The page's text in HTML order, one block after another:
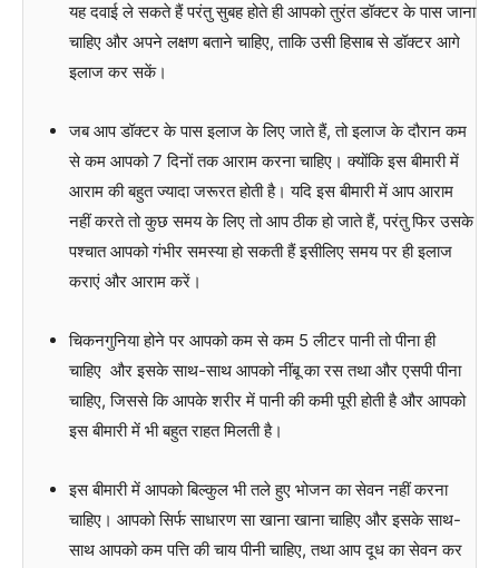
यह दवाई ले सकते हैं परंतु सुबह होते ही आपको तुरंत डॉक्टर के पास जाना
चाहिए और अपने लक्षण बताने चाहिए, ताकि उसी हिसाब से डॉक्टर आगे
इलाज कर सकें।
जब आप डॉक्टर के पास इलाज के लिए जाते हैं, तो इलाज के दौरान कम
से कम आपको 7 दिनों तक आराम करना चाहिए। क्योंकि इस बीमारी में
आराम की बहुत ज्यादा जरूरत होती है। यदि इस बीमारी में आप आराम
नहीं करते तो कुछ समय के लिए तो आप ठीक हो जाते हैं, परंतु फिर उसके
पश्चात आपको गंभीर समस्या हो सकती हैं इसीलिए समय पर ही इलाज
कराएं और आराम करें।
चिकनगुनिया होने पर आपको कम से कम 5 लीटर पानी तो पीना ही
चाहिए और इसके साथ-साथ आपको नींबू का रस तथा और एसपी पीना
चाहिए, जिससे कि आपके शरीर में पानी की कमी पूरी होती है और आपको
इस बीमारी में भी बहुत राहत मिलती है।
इस बीमारी में आपको बिल्कुल भी तले हुए भोजन का सेवन नहीं करना
चाहिए। आपको सिर्फ साधारण सा खाना खाना चाहिए और इसके साथ-
साथ आपको कम पत्ति की चाय पीनी चाहिए, तथा आप दूध का सेवन कर